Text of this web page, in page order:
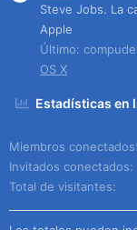
Steve Jobs. La
Apple
Último:
OS X
Estadísticas en
Miembros conectados
Invitados conectados
Total de visitantes